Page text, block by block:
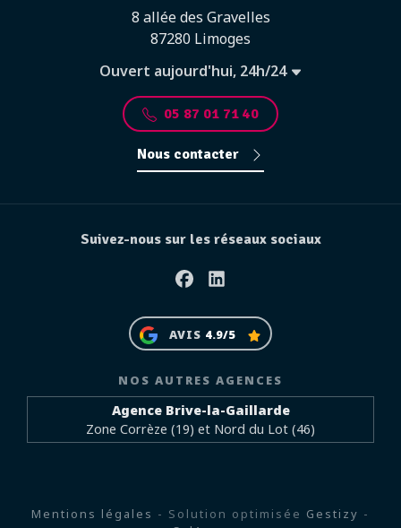
8 allée des Gravelles
87280 Limoges
Ouvert aujourd'hui, 24h/24
05 87 01 71 40
Nous contacter
Suivez-nous sur les réseaux sociaux
FacebookLinkedin
AVIS 4.9/5
NOS AUTRES AGENCES
Agence Brive-la-Gaillarde
Zone Corrèze (19) et Nord du Lot (46)
Mentions légales - Solution optimisée Gestizy -